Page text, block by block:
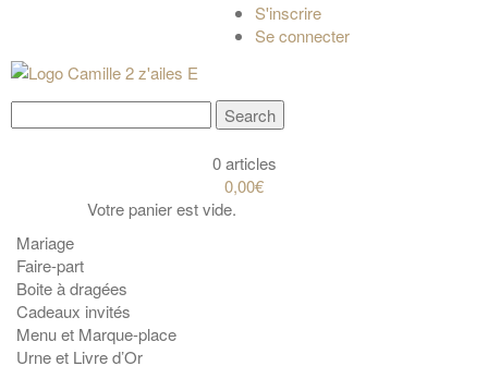
S'inscrire
Se connecter
0 articles
0,00€
Votre panier est vide.
Mariage
Faire-part
Boite à dragées
Cadeaux invités
Menu et Marque-place
Urne et Livre d’Or